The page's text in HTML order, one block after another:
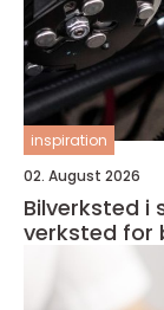
inspiration
02. August 2026
Bilverksted i
verksted for